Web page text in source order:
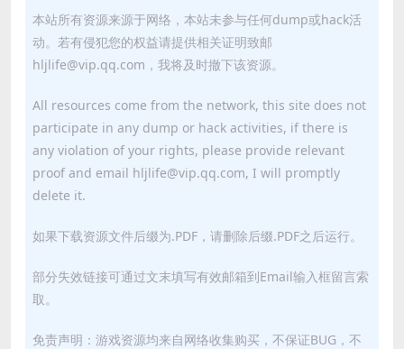
本站所有资源来源于网络，本站未参与任何dump或hack活
动。若有侵犯您的权益请提供相关证明致邮
hljlife@vip.qq.com，我将及时撤下该资源。
All resources come from the network, this site does not
participate in any dump or hack activities, if there is
any violation of your rights, please provide relevant
proof and email hljlife@vip.qq.com, I will promptly
delete it.
如果下载资源文件后缀为.PDF，请删除后缀.PDF之后运行。
部分失效链接可通过文末填写有效邮箱到Email输入框留言索
取。
免责声明：游戏资源均来自网络收集购买，不保证BUG，不